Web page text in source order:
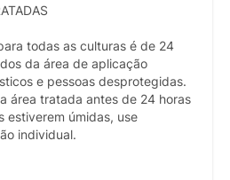
todas as culturas é de 24
da área de aplicação
e pessoas desprotegidas.
área tratada antes de 24 horas
estiverem úmidas, use
individual.